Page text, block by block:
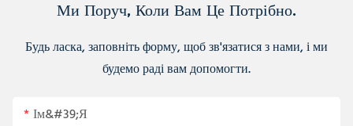
Ми Поруч, Коли Вам Це Потрібно.
Будь ласка, заповніть форму, щоб зв'язатися з нами, і ми
будемо раді вам допомогти.
Ім&#39;я